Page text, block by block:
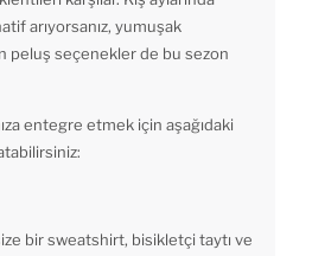
arıyorsanız, yumuşak
peluş seçenekler de bu sezon
entegre etmek için aşağıdaki
bir sweatshirt, bisikletçi taytı ve